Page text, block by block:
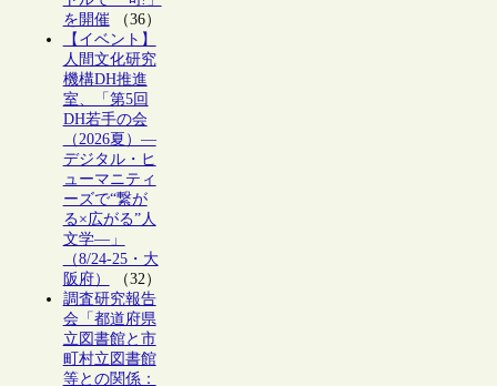
を開催（36）
【イベント】
人間文化研究
機構DH推進
室、「第5回
DH若手の会
（2026夏）―
デジタル・ヒ
ューマニティ
ーズで“繋が
る×広がる”人
文学―」
（8/24-25・大
阪府）
（32）
調査研究報告
会「都道府県
立図書館と市
町村立図書館
等との関係：